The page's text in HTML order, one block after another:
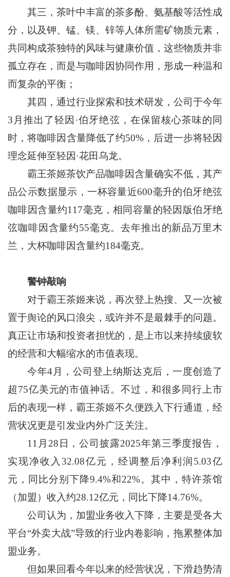
其三，茶叶中丰富的茶多酚、氨基酸等活性成
分，以及钾、锰、镁、锌等人体所需矿物质元素，
共同构成茶独特的风味与健康价值，这些物质并非
孤立存在，而是与咖啡因协同作用，形成一种温和
而复杂的平衡；
其四，通过行业探索和技术研发，公司于今年
3月推出了轻因·伯牙绝弦，在保留核心茶味的同
时，将咖啡因含量降低了约50%，后进一步将轻因
理念延伸至轻因·花田乌龙。
霸王茶姬茶饮产品咖啡因含量确实不低，其产
品公示数据显示，一杯容量近600毫升的伯牙绝弦
咖啡因含量约117毫克，相同容量的轻因版伯牙绝
弦咖啡因含量约55毫克。去年推出的新品万里木
兰，大杯咖啡因含量约184毫克。
警钟敲响
对于霸王茶姬来说，再次登上热搜、又一次被
置于舆论的风口浪尖，或许并不是最棘手的问题。
真正让市场和投资者担忧的，是上市以来持续疲软
的经营和大幅缩水的市值表现。
今年4月，公司登上纳斯达克后，一度创造了
超75亿美元的市值神话。不过，和很多同行上市
后的表现一样，霸王茶姬不久便跌入下行通道，经
营状况更是引发业内外广泛关注。
11月28日，公司披露2025年第三季度报告，
实现净收入32.08亿元，经调整后净利润5.03亿
元，同比分别下降9.4%和22%。其中，特许茶馆
（加盟）收入约28.12亿元，同比下降14.76%。
公司认为，加盟业务收入下降，主要是受各大
平台“外卖大战”导致的行业内卷影响，拖累整体加
盟业务。
但如果回看今年以来的经营状况，下滑趋势清